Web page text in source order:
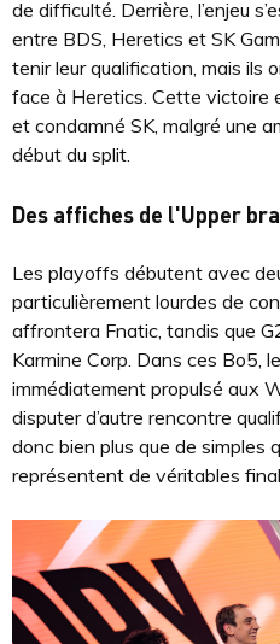
de difficulté. Derrière, l’enjeu
entre BDS, Heretics et SK
tenir leur qualification, mais ils
face à Heretics. Cette victoire
et condamné SK, malgré une
début du split.
Des affiches de l'Upper
Les playoffs débutent avec
particulièrement lourdes de
affrontera Fnatic, tandis que
Karmine Corp. Dans ces Bo5,
immédiatement propulsé aux
disputer d’autre rencontre
donc bien plus que de simples
représentent de véritables